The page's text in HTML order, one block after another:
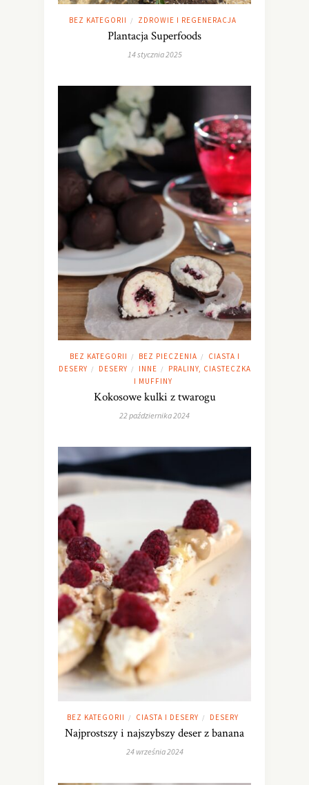
BEZ KATEGORII / ZDROWIE I REGENERACJA
Plantacja Superfoods
14 stycznia 2025
BEZ KATEGORII / BEZ PIECZENIA /
CIASTA I
DESERY / DESERY / INNE /
PRALINY, CIASTECZKA
I MUFFINY
Kokosowe kulki z twarogu
22 października 2024
BEZ KATEGORII / CIASTA I DESERY / DESERY
Najprostszy i najszybszy deser z banana
24 września 2024